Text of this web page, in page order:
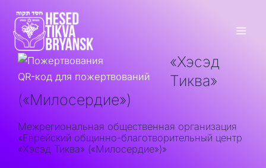
содержимому
QR-код для пожертвований
«Хэсэд
Тиква»
(«Милосердие»)
Межрегиональная общественная организация
«Еврейский общинно-благотворительный центр
«Хэсэд Тиква» («Милосердие»)»